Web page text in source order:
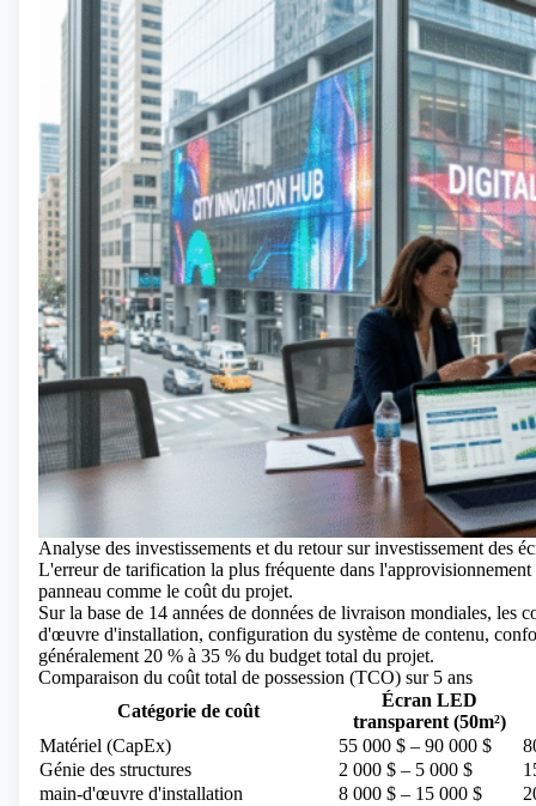
Analyse des investissements et du retour sur investissement des
L'erreur de tarification la plus fréquente dans
panneau comme le coût du projet.
Sur la base de 14 années de données de livraison mondiales,
d'œuvre d'installation, configuration du système de contenu,
généralement 20 % à 35 % du budget total du projet.
Comparaison du coût total de possession (TCO) sur 5 ans
Catégorie de coût
Écran LED
transparent (50m²)
Matériel (CapEx)
55 000 $ – 90 000 $
Génie des structures
2 000 $ – 5 000 $
main-d'œuvre d'installation
8 000 $ – 15 000 $